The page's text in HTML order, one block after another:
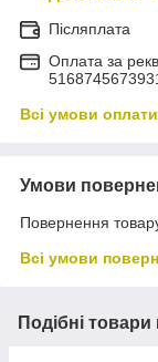
Післяплата
Оплата за
Всі умови оплати
Умови
Повернення
Всі умови
Подібні товари